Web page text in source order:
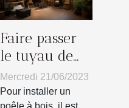
Faire passer
le tuyau de
votre poêle à
bois dans le
Mercredi 21/06/2023
Pour installer un